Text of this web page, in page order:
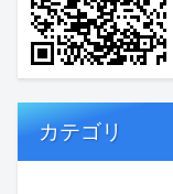
カテゴリ